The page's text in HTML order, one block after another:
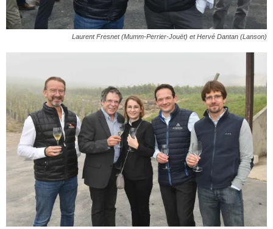
Laurent Fresnet (Mumm-Perrier-Jouët) et Hervé Dantan (Lanson)